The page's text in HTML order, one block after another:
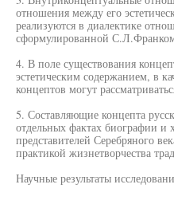
отношения между его
реализуются в диалектике
сформулированной
4. В поле существования
эстетическим содержанием, в
концептов могут
5. Составляющие концепта
отдельных фактах биографии и
представителей Серебряного
практикой жизнетворчества
Научные результаты